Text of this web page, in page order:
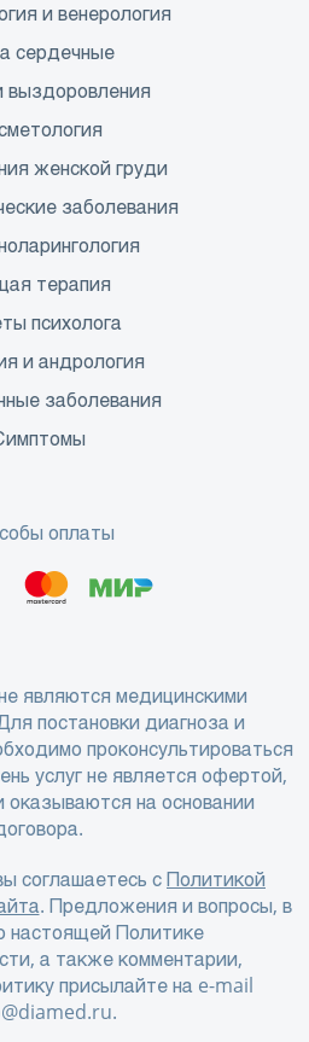
и венерология
сердечные
выздоровления
женской груди
заболевания
терапия
психолога
и андрология
заболевания
оплаты
являются медицинскими
постановки диагноза и
проконсультироваться
услуг не является офертой,
оказываются на основании
соглашаетесь с Политикой
. Предложения и вопросы, в
настоящей Политике
а также комментарии,
присылайте на e-mail
.